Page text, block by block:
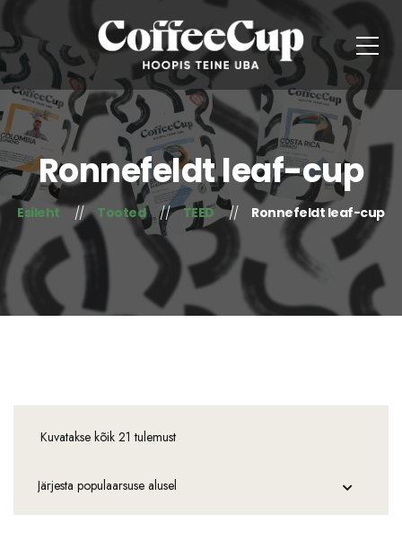
Ronnefeldt leaf-cup
Esileht Tooted TEED Ronnefeldt leaf-cup
Kuvatakse kõik 21 tulemust